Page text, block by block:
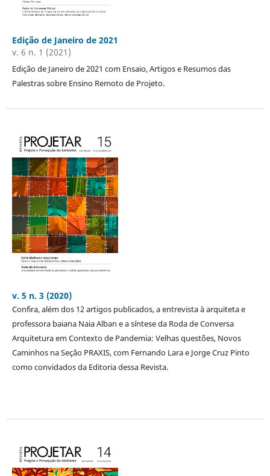
Edição de Janeiro de 2021
v. 6 n. 1 (2021)
Edição de Janeiro de 2021 com Ensaio, Artigos e Resumos das
Palestras sobre Ensino Remoto de Projeto.
v. 5 n. 3 (2020)
Confira, além dos 12 artigos publicados, a entrevista à arquiteta e
professora baiana Naia Alban e a síntese da Roda de Conversa
Arquitetura em Contexto de Pandemia: Velhas questões, Novos
Caminhos na Seção PRAXIS, com Fernando Lara e Jorge Cruz Pinto
como convidados da Editoria dessa Revista.